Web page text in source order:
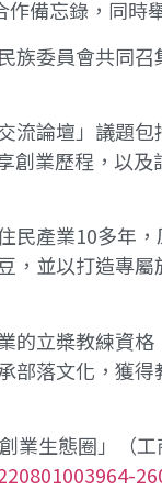
備忘錄，同時
委員會共同
論壇」議題
創業歷程，以
產業10多年
，並以打造專
立槳教練資
部落文化，獲
生態圈」（工